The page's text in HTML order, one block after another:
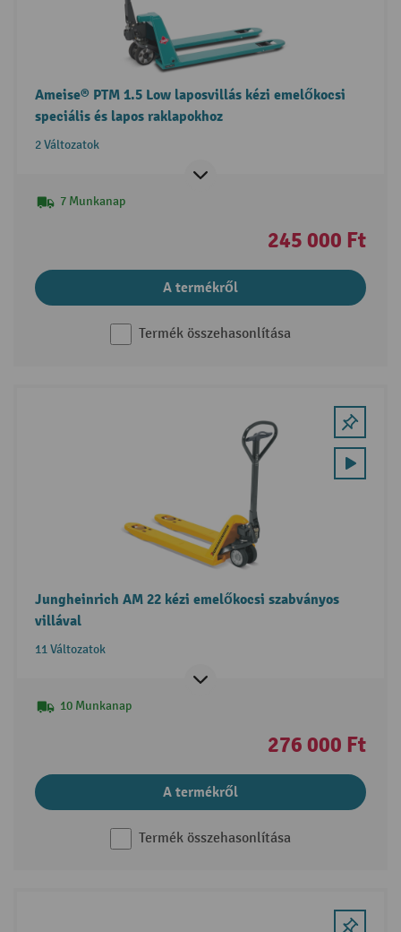
Ameise® PTM 1.5 Low laposvillás kézi emelőkocsi
speciális és lapos raklapokhoz
2 Változatok
7 Munkanap
245 000 Ft
A termékről
Termék összehasonlítása
Jungheinrich AM 22 kézi emelőkocsi szabványos
villával
11 Változatok
10 Munkanap
276 000 Ft
A termékről
Termék összehasonlítása